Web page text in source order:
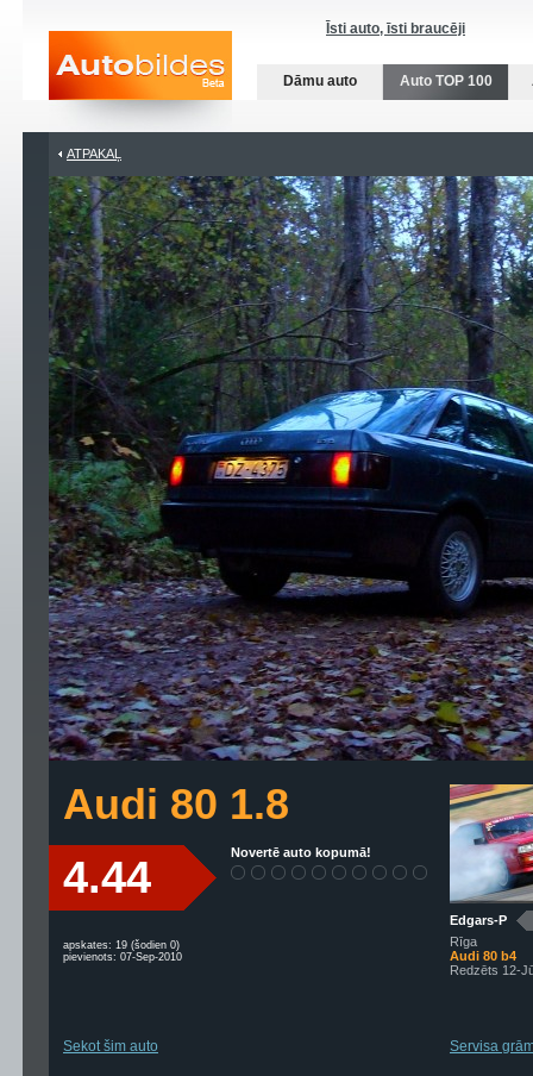
Īsti auto, īsti braucēji
Dāmu auto Auto TOP 100
ATPAKAĻ
Audi 80 1.8
4.44 Novertē auto kopumā!
apskates: 19 (šodien 0)
pievienots: 07-Sep-2010
Sekot šim auto
Edgars-P
Rīga
Audi 80 b4
Redzēts 12-
Servisa